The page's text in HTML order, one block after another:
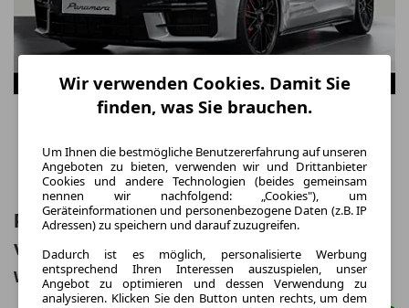
Porsche Panamera GTS 🚗 Sofort
verfügbar! Neuwagen! Ihr Porsche
wartet auf Sie! 🌟
Wir verwenden Cookies. Damit Sie
finden, was Sie brauchen.
Um Ihnen die bestmögliche Benutzererfahrung auf unseren
Angeboten zu bieten, verwenden wir und Drittanbieter
Cookies und andere Technologien (beides gemeinsam
nennen wir nachfolgend: „Cookies"), um
Geräteinformationen und personenbezogene Daten (z.B. IP
Adressen) zu speichern und darauf zuzugreifen.
Dadurch ist es möglich, personalisierte Werbung
entsprechend Ihren Interessen auszuspielen, unser
Angebot zu optimieren und dessen Verwendung zu
analysieren. Klicken Sie den Button unten rechts, um dem